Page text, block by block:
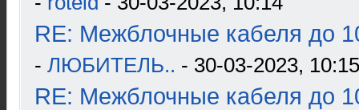
RE: Межблочные кабеля до
- ЛЮБИТЕЛЬ.. - 30-03-2023, 10:15
RE: Межблочные кабеля до